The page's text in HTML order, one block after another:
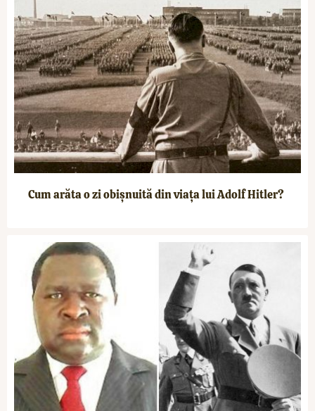
Cum arăta o zi obișnuită din viața lui Adolf Hitler?